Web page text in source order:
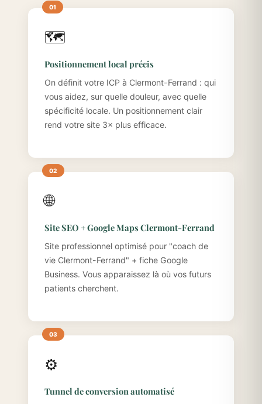
🗺️
Positionnement local précis
On définit votre ICP à Clermont-Ferrand : qui
vous aidez, sur quelle douleur, avec quelle
spécificité locale. Un positionnement clair
rend votre site 3× plus efficace.
🌐
Site SEO + Google Maps Clermont-Ferrand
Site professionnel optimisé pour "coach de
vie Clermont-Ferrand" + fiche Google
Business. Vous apparaissez là où vos futurs
patients cherchent.
⚙️
Tunnel de conversion automatisé